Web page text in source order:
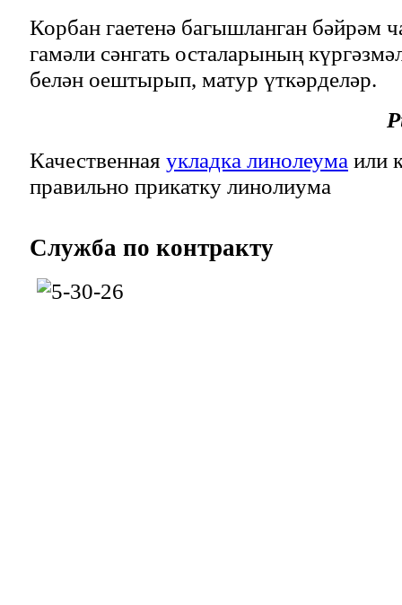
Корбан гаетенә багышланган бәйрәм
гамәли сәнгать осталарының
белән оештырып, матур үткәрделәр.
Качественная укладка линолеума или
правильно прикатку линолиума
Служба по контракту